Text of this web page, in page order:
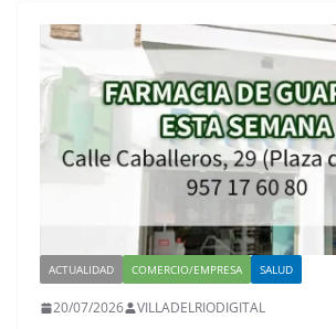
ACTUALIDAD COMERCIO/EMPRESA SALUD
20/07/2026 VILLADELRIODIGITAL